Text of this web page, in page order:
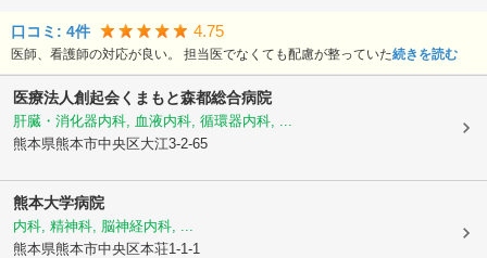
口コミ: 4件 4.75
医師、看護師の対応が良い。 担当医でなくても配慮が整っていた続きを読む
医療法人創起会くまもと森都総合病院
肝臓・消化器内科, 血液内科, 循環器内科, ...
熊本県熊本市中央区大江3-2-65
熊本大学病院
内科, 精神科, 脳神経内科, ...
熊本県熊本市中央区本荘1-1-1